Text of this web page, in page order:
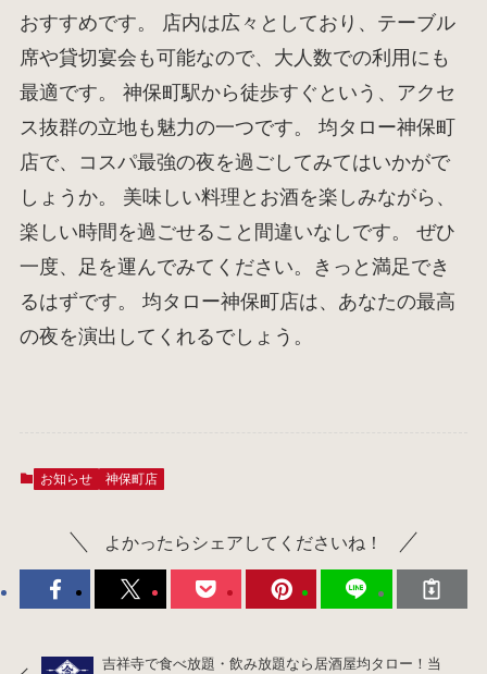
おすすめです。 店内は広々としており、テーブル
席や貸切宴会も可能なので、大人数での利用にも
最適です。 神保町駅から徒歩すぐという、アクセ
ス抜群の立地も魅力の一つです。 均タロー神保町
店で、コスパ最強の夜を過ごしてみてはいかがで
しょうか。 美味しい料理とお酒を楽しみながら、
楽しい時間を過ごせること間違いなしです。 ぜひ
一度、足を運んでみてください。きっと満足でき
るはずです。 均タロー神保町店は、あなたの最高
の夜を演出してくれるでしょう。
お知らせ 神保町店
よかったらシェアしてくださいね！
吉祥寺で食べ放題・飲み放題なら居酒屋均タロー！当